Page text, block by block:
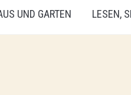
UND GARTEN LESEN,